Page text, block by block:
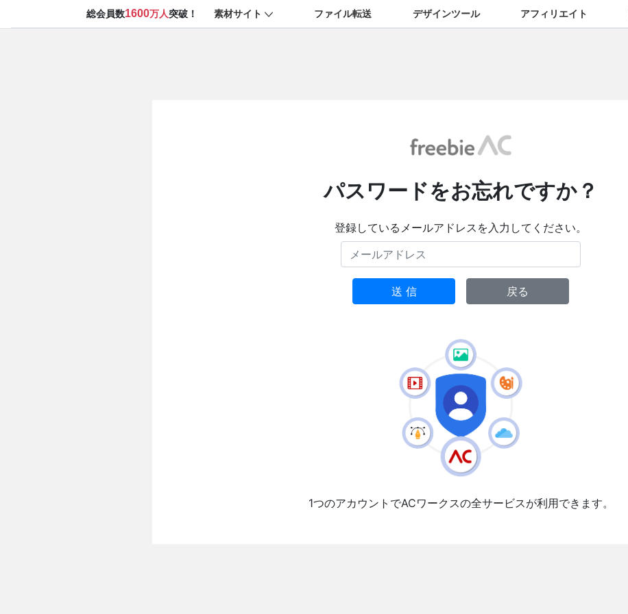
総会員数1600万人突破！ 素材サイト ファイル転送 デザインツール アフィリエイト
パスワードをお忘れですか？
登録しているメールアドレスを入力してください。
送 信 戻る
1つのアカウントでACワークスの全サービスが利用できます。